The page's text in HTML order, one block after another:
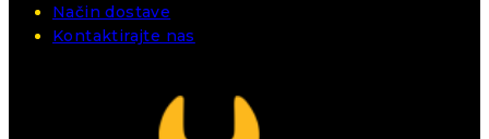
Način dostave
Kontaktirajte nas